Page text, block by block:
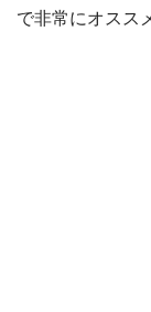
で非常にオスス